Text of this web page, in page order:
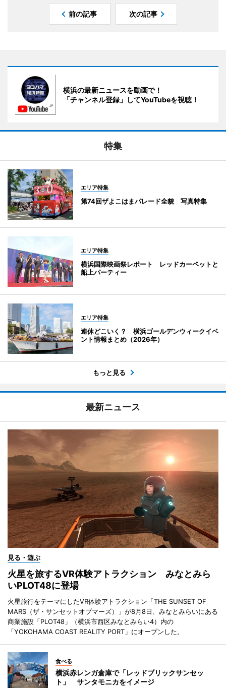
前の記事 次の記事
横浜の最新ニュースを動画で！
「チャンネル登録」してYouTubeを視聴！
特集
エリア特集
第74回ザよこはまパレード全貌 写真特集
エリア特集
横浜国際映画祭レポート レッドカーペットと
船上パーティー
エリア特集
連休どこいく？ 横浜ゴールデンウィークイベ
ント情報まとめ（2026年）
もっと見る
最新ニュース
見る・遊ぶ
火星を旅するVR体験アトラクション みなとみら
いPLOT48に登場
火星旅行をテーマにしたVR体験アトラクション「THE SUNSET OF
MARS（ザ・サンセットオブマーズ）」が8月8日、みなとみらいにある
商業施設「PLOT48」（横浜市西区みなとみらい4）内の
「YOKOHAMA COAST REALITY PORT」にオープンした。
食べる
横浜赤レンガ倉庫で「レッドブリックサンセッ
ト」 サンタモニカをイメージ